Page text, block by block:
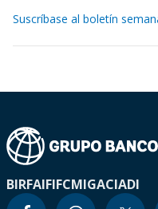
Suscríbase al boletín
BIRFAIFIFCMIGACIADI